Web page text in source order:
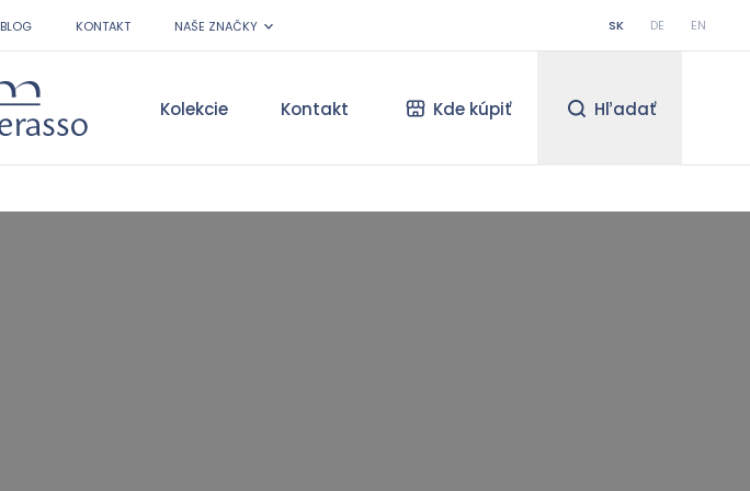
BLOG KONTAKT NAŠE ZNAČKY SK DE EN
Materasso Kolekcie Kontakt Kde kúpiť Hľadať